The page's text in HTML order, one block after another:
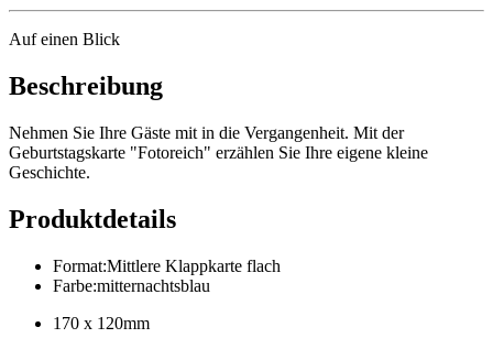
Auf einen Blick
Beschreibung
Nehmen Sie Ihre Gäste mit in die Vergangenheit. Mit der
Geburtstagskarte "Fotoreich" erzählen Sie Ihre eigene kleine
Geschichte.
Produktdetails
Format:Mittlere Klappkarte flach
Farbe:mitternachtsblau
170 x 120mm